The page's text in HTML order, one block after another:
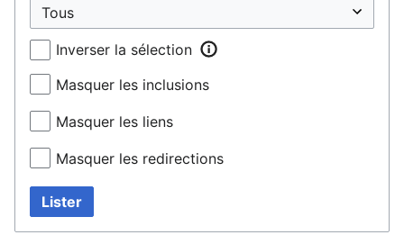
Inverser la sélection
Masquer les inclusions
Masquer les liens
Masquer les redirections
Lister